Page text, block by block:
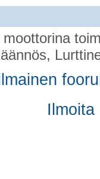
moottorina